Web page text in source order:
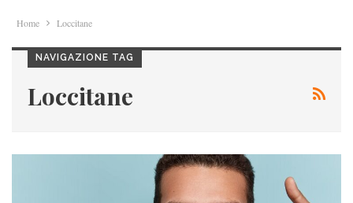
Home Loccitane
NAVIGAZIONE TAG
Loccitane